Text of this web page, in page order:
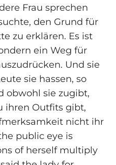
Frau sprechen
den Grund für
zu erklären. Es ist
ein Weg für
Und sie
sie hassen, so
obwohl sie zugibt,
ihren Outfits gibt,
nicht ihr
public eye is
of herself multiply